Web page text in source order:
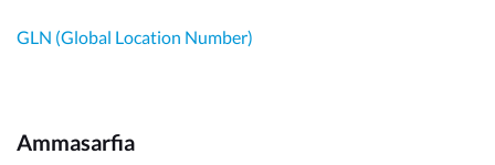
GLN (Global Location Number)
Ammasarfia